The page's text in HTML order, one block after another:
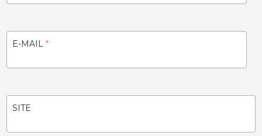
E-MAIL*
SITE